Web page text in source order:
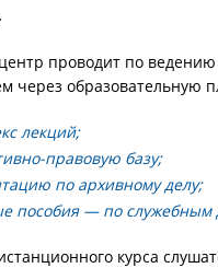
проводит по ведению
через образовательную
лекций;
правовую базу;
по архивному делу;
пособия — по служебным
курса